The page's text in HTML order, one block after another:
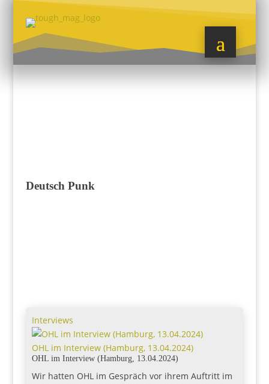
Deutsch Punk
Interviews
OHL im Interview (Hamburg, 13.04.2024)
OHL im Interview (Hamburg, 13.04.2024)
Wir hatten OHL im Gespräch vor ihrem Auftritt im